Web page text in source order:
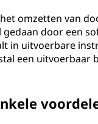
omzetten van
door een
in uitvoerbare
een